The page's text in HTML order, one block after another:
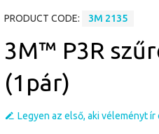
PRODUCT CODE: 3M 2135
3M™ P3R
(1pár)
Legyen az első, aki véleményt